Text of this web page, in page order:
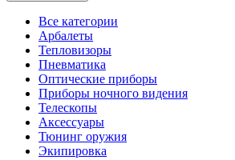
Все категории
Арбалеты
Тепловизоры
Пневматика
Оптические приборы
Приборы ночного видения
Телескопы
Аксессуары
Тюнинг оружия
Экипировка